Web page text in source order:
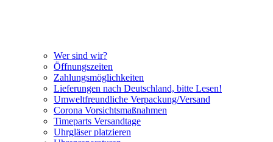
Wer sind wir?
Öffnungszeiten
Zahlungsmöglichkeiten
Lieferungen nach Deutschland, bitte Lesen!
Umweltfreundliche Verpackung/Versand
Corona Vorsichtsmaßnahmen
Timeparts Versandtage
Uhrgläser platzieren